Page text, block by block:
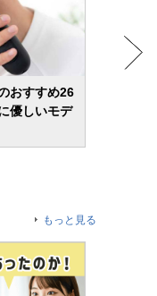
おすすめ26
優しいモデ
もっと見る